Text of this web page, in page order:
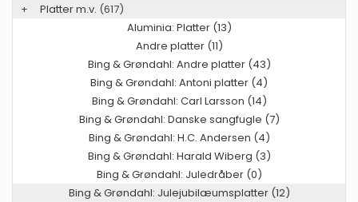
+
Platter m.v. (617)
Aluminia: Platter (13)
Andre platter (11)
Bing & Grøndahl: Andre platter (43)
Bing & Grøndahl: Antoni platter (4)
Bing & Grøndahl: Carl Larsson (14)
Bing & Grøndahl: Danske sangfugle (7)
Bing & Grøndahl: H.C. Andersen (4)
Bing & Grøndahl: Harald Wiberg (3)
Bing & Grøndahl: Juledråber (0)
Bing & Grøndahl: Julejubilæumsplatter (12)